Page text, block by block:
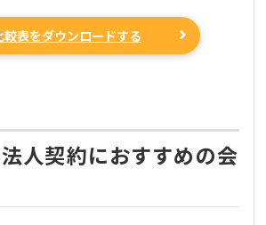
較表をダウンロードする
人契約におすすめの会